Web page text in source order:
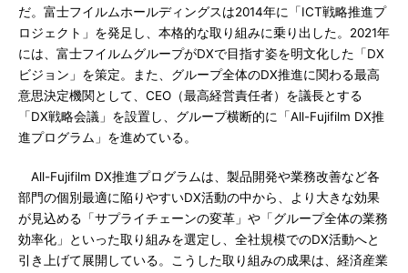
だ。富士フイルムホールディングスは2014年に「ICT戦略推進プ
ロジェクト」を発足し、本格的な取り組みに乗り出した。2021年
には、富士フイルムグループがDXで目指す姿を明文化した「DX
ビジョン」を策定。また、グループ全体のDX推進に関わる最高
意思決定機関として、CEO（最高経営責任者）を議長とする
「DX戦略会議」を設置し、グループ横断的に「All-Fujifilm DX推
進プログラム」を進めている。
All-Fujifilm DX推進プログラムは、製品開発や業務改善など各
部門の個別最適に陥りやすいDX活動の中から、より大きな効果
が見込める「サプライチェーンの変革」や「グループ全体の業務
効率化」といった取り組みを選定し、全社規模でのDX活動へと
引き上げて展開している。こうした取り組みの成果は、経済産業